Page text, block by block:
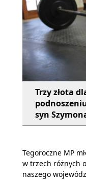
Trzy złota
syn
Tegoroczne MP
w trzech różnych
naszego